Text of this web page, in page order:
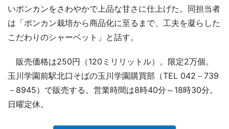
いポンカンをさわやかで上品な甘さに仕上げた。同担当者
は「ポンカン栽培から商品化に至るまで、工夫を凝らした
こだわりのシャーベット」と話す。
販売価格は250円（120ミリリットル）。限定2万個。
玉川学園前駅北口そばの玉川学園購買部（TEL 042－739
－8945）で販売する。営業時間は8時40分～18時30分。
日曜定休。